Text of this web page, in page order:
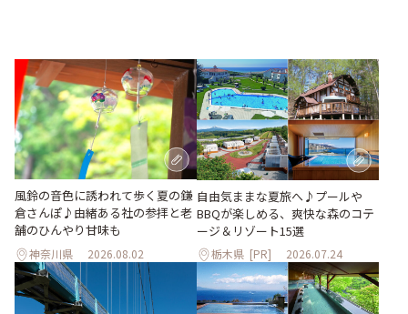
風鈴の音色に誘われて歩く夏の鎌
倉さんぽ♪由緒ある社の参拝と老
舗のひんやり甘味も
神奈川県 2026.08.02
自由気ままな夏旅へ♪プールや
BBQが楽しめる、爽快な森のコテ
ージ＆リゾート15選
栃木県 [PR] 2026.07.24